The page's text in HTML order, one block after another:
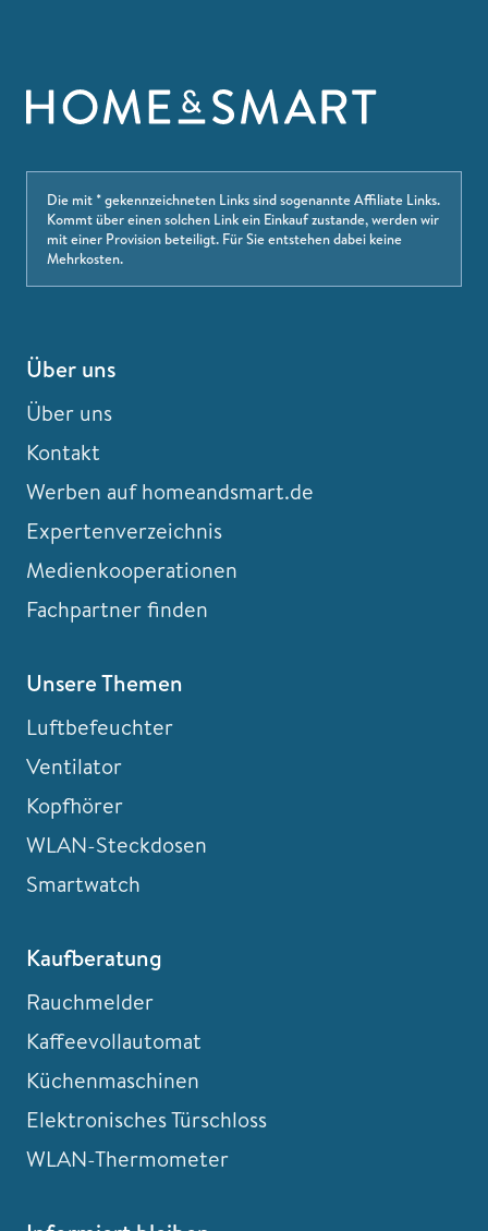
Die mit * gekennzeichneten Links sind sogenannte Affiliate Links.
Kommt über einen solchen Link ein Einkauf zustande, werden wir
mit einer Provision beteiligt. Für Sie entstehen dabei keine
Mehrkosten.
Über uns
Über uns
Kontakt
Werben auf homeandsmart.de
Expertenverzeichnis
Medienkooperationen
Fachpartner finden
Unsere Themen
Luftbefeuchter
Ventilator
Kopfhörer
WLAN-Steckdosen
Smartwatch
Kaufberatung
Rauchmelder
Kaffeevollautomat
Küchenmaschinen
Elektronisches Türschloss
WLAN-Thermometer